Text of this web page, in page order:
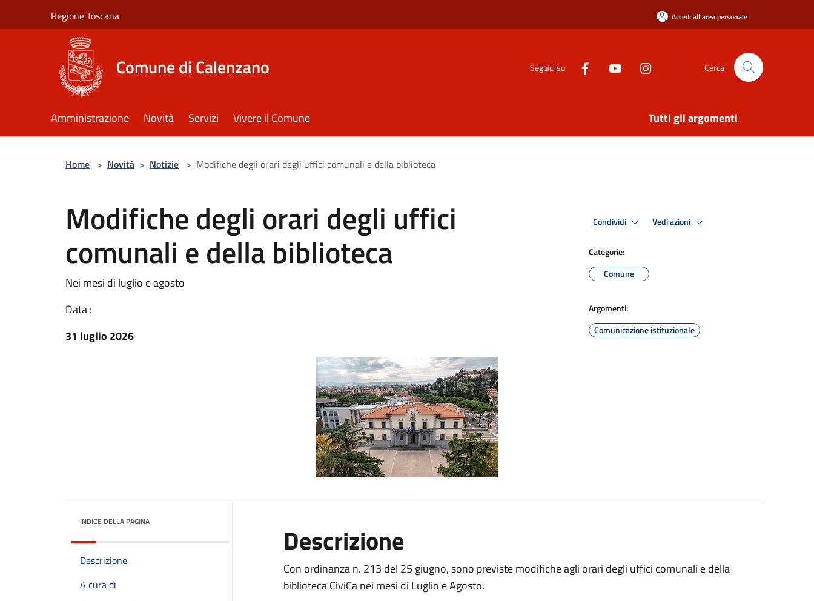
Regione Toscana Accedi all'area personale
Comune di Calenzano Seguici su Cerca
Amministrazione Novità Servizi Vivere il Comune Tutti gli argomenti
Home > Novità > Notizie > Modifiche degli orari degli uffici comunali e della biblioteca
Modifiche degli orari degli uffici
comunali e della biblioteca
Nei mesi di luglio e agosto
Data :
31 luglio 2026
Condividi Vedi azioni
Categorie:
Comune
Argomenti:
Comunicazione istituzionale
INDICE DELLA PAGINA
Descrizione
A cura di
Descrizione
Con ordinanza n. 213 del 25 giugno, sono previste modifiche agli orari degli uffici comunali e della
biblioteca CiviCa nei mesi di Luglio e Agosto.